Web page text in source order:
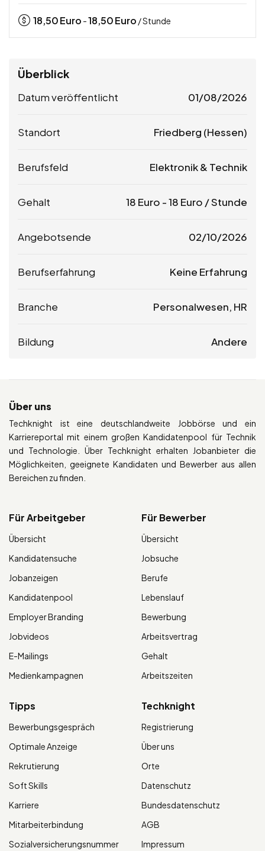
18,50Euro -18,50Euro / Stunde
Überblick
Datum veröffentlicht 01/08/2026
Standort Friedberg (Hessen)
Berufsfeld Elektronik & Technik
Gehalt 18 Euro -18 Euro / Stunde
Angebotsende 02/10/2026
Berufserfahrung Keine Erfahrung
Branche Personalwesen, HR
Bildung Andere
Über uns
Techknight ist eine deutschlandweite Jobbörse und ein
Karriereportal mit einem großen Kandidatenpool für Technik
und Technologie. Über Techknight erhalten Jobanbieter die
Möglichkeiten, geeignete Kandidaten und Bewerber aus allen
Bereichen zu finden.
Für Arbeitgeber
Übersicht
Kandidatensuche
Jobanzeigen
Kandidatenpool
Employer Branding
Jobvideos
E-Mailings
Medienkampagnen
Für Bewerber
Übersicht
Jobsuche
Berufe
Lebenslauf
Bewerbung
Arbeitsvertrag
Gehalt
Arbeitszeiten
Tipps
Bewerbungsgespräch
Optimale Anzeige
Rekrutierung
Soft Skills
Karriere
Mitarbeiterbindung
Sozialversicherungsnummer
Techknight
Registrierung
Über uns
Orte
Datenschutz
Bundesdatenschutz
AGB
Impressum